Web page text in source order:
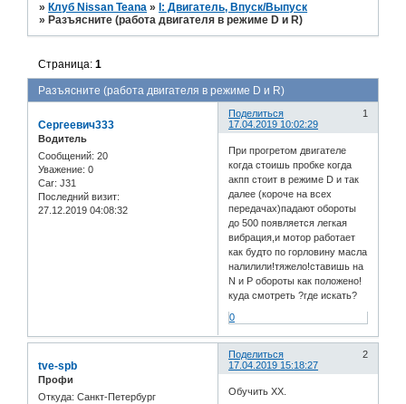
» Клуб Nissan Teana » I: Двигатель, Впуск/Выпуск
» Разъясните (работа двигателя в режиме D и R)
Разъясните (работа двигателя в режиме D и R)
Страница:1
Поделиться
1
17.04.2019 10:02:29
Сергеевич333
Водитель
Сообщений: 20
Уважение: 0
Car: J31
Последний визит:
27.12.2019 04:08:32
При прогретом двигателе
когда стоишь пробке когда
акпп стоит в режиме D и так
далее (короче на всех
передачах)падают обороты
до 500 появляется легкая
вибрация,и мотор работает
как будто по горловину масла
налилили!тяжело!ставишь на
N и P обороты как положено!
куда смотреть ?где искать?
0
Поделиться
2
17.04.2019 15:18:27
tve-spb
Профи
Откуда: Санкт-Петербург
Обучить ХХ.